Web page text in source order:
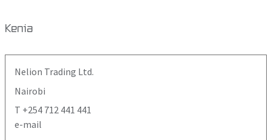
Kenia
Nelion Trading Ltd.
Nairobi
T +254 712 441 441
e-mail